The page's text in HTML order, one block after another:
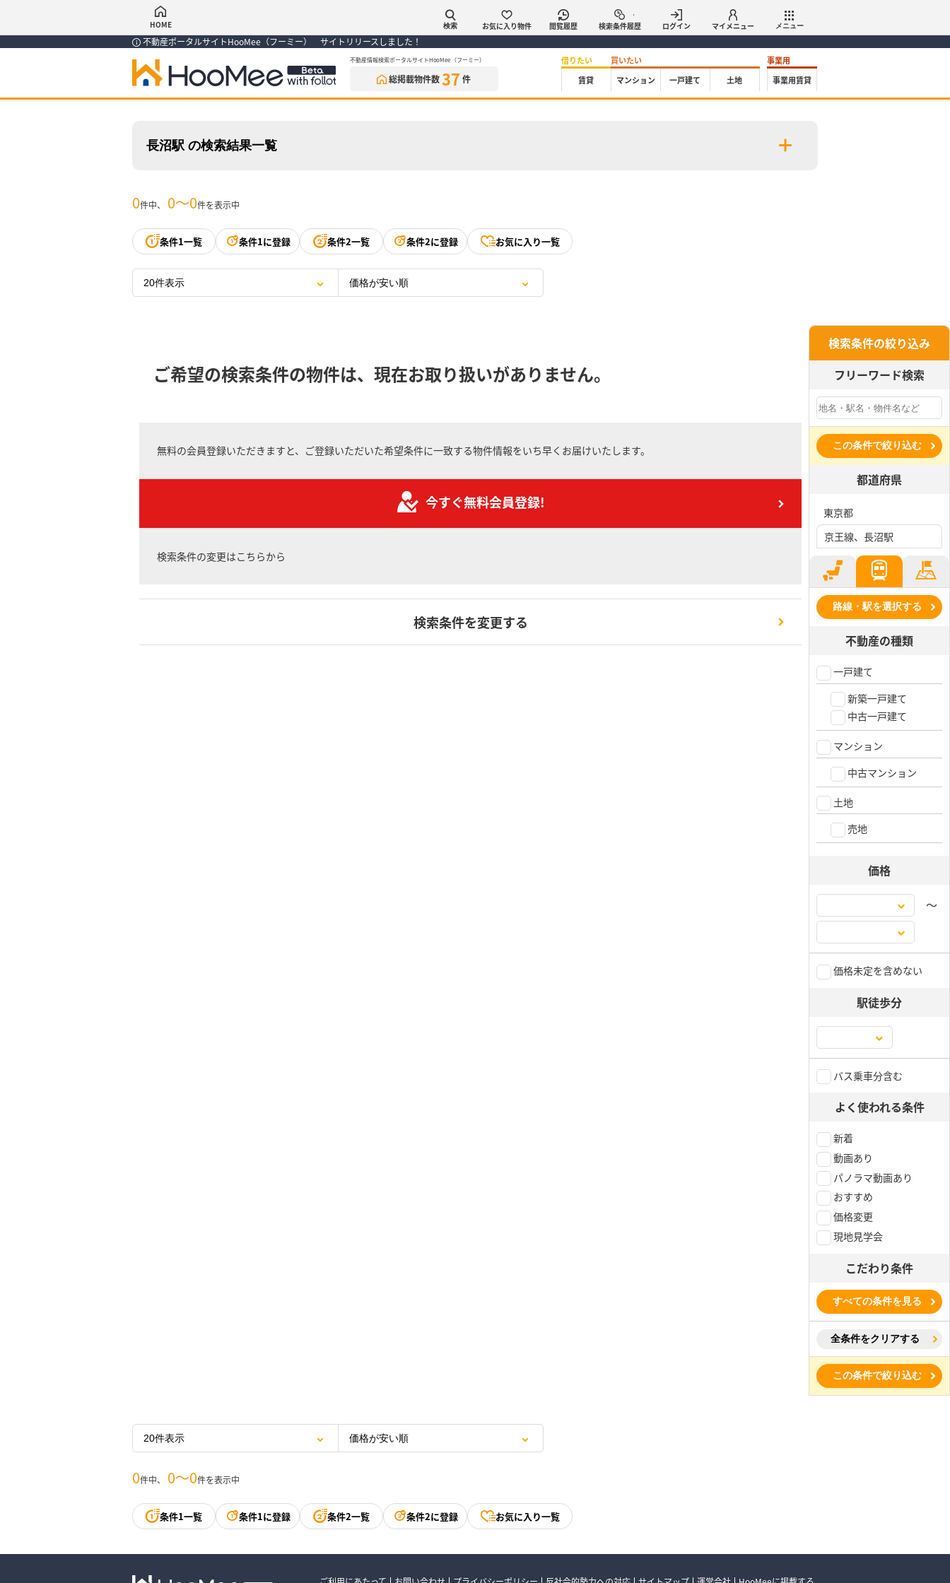
HOME 検索 お気に入り物件 閲覧履歴 検索条件履歴 ログイン マイメニュー メニュー
不動産ポータルサイトHooMee（フーミー） サイトリリースしました！
不動産情報検索ポータルサイトHooMee（フーミー）
総掲載物件数37 件
借りたい
賃貸
買いたい
マンション
一戸建て 土地
事業用
事業用賃貸
長沼駅 の検索結果一覧
0件中、 0〜0件を表示中
条件1一覧 条件1に登録 条件2一覧 条件2に登録 お気に入り一覧
ご希望の検索条件の物件は、現在お取り扱いがありません。
無料の会員登録いただきますと、ご登録いただいた希望条件に一致する物件情報をいち早くお届けいたします。
今すぐ無料会員登録!
検索条件の変更はこちらから
検索条件を変更する
検索条件の絞り込み
フリーワード検索
この条件で絞り込む
都道府県
東京都
京王線、長沼駅
路線・駅を選択する
不動産の種類
一戸建て
新築一戸建て
中古一戸建て
マンション
中古マンション
土地
売地
価格
〜
価格未定を含めない
駅徒歩分
バス乗車分含む
よく使われる条件
新着
動画あり
パノラマ動画あり
おすすめ
価格変更
現地見学会
こだわり条件
すべての条件を見る
全条件をクリアする
この条件で絞り込む
0件中、 0〜0件を表示中
条件1一覧 条件1に登録 条件2一覧 条件2に登録 お気に入り一覧